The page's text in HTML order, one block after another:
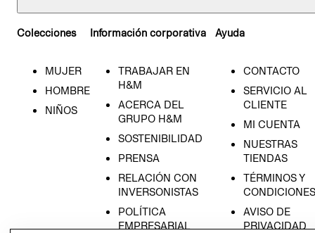
Colecciones
MUJER
HOMBRE
NIÑOS
Información corporativa
TRABAJAR EN
H&M
ACERCA DEL
GRUPO H&M
SOSTENIBILIDAD
PRENSA
RELACIÓN CON
INVERSONISTAS
POLÍTICA
EMPRESARIAL
Ayuda
CONTACTO
SERVICIO AL
CLIENTE
MI CUENTA
NUESTRAS
TIENDAS
TÉRMINOS Y
CONDICIONES
AVISO DE
PRIVACIDAD